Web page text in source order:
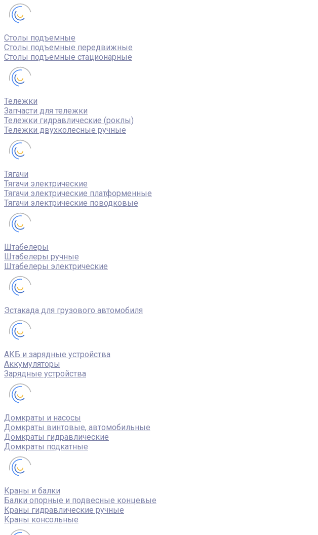
Столы подъемные
Столы подъемные передвижные
Столы подъемные стационарные
Тележки
Запчасти для тележки
Тележки гидравлические (роклы)
Тележки двухколесные ручные
Тягачи
Тягачи электрические
Тягачи электрические платформенные
Тягачи электрические поводковые
Штабелеры
Штабелеры ручные
Штабелеры электрические
Эстакада для грузового автомобиля
АКБ и зарядные устройства
Аккумуляторы
Зарядные устройства
Домкраты и насосы
Домкраты винтовые, автомобильные
Домкраты гидравлические
Домкраты подкатные
Краны и балки
Балки опорные и подвесные концевые
Краны гидравлические ручные
Краны консольные